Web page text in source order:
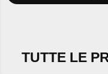
TUTTE LE